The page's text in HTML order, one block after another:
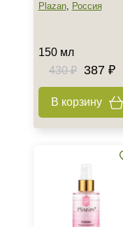
Новинка
Тип товара
Активатор
Антисептик
Концентрат
Показать еще
Корейская
Профессиональная
Plazan, Россия
150 мл
430 ₽
387 ₽
В корзину